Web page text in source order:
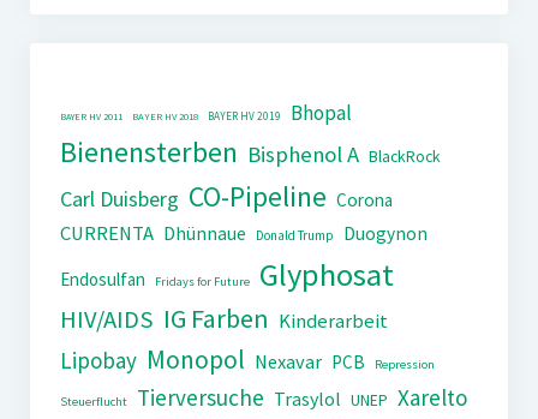
BAYER HV 2011 BAYER HV 2018 BAYER HV 2019 Bhopal
Bienensterben Bisphenol A BlackRock
Carl Duisberg CO-Pipeline Corona
CURRENTA Dhünnaue Donald Trump
Duogynon
Endosulfan
Fridays for Future Glyphosat
HIV/AIDS IG Farben Kinderarbeit
Lipobay Monopol Nexavar PCB Repression
Steuerflucht Tierversuche Trasylol UNEP Xarelto